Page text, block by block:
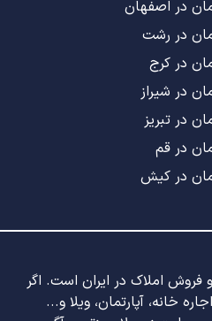
در اصفهان
در رشت
در کرج
در شیراز
در تبریز
در قم
در کیش
فروش املاک در ایران است. اگر
خانه، آپارتمان، ویلا و...